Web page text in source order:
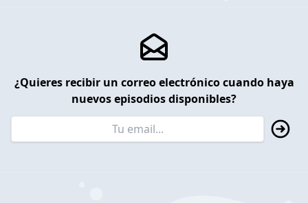
¿Quieres recibir un correo electrónico cuando haya
nuevos episodios disponibles?